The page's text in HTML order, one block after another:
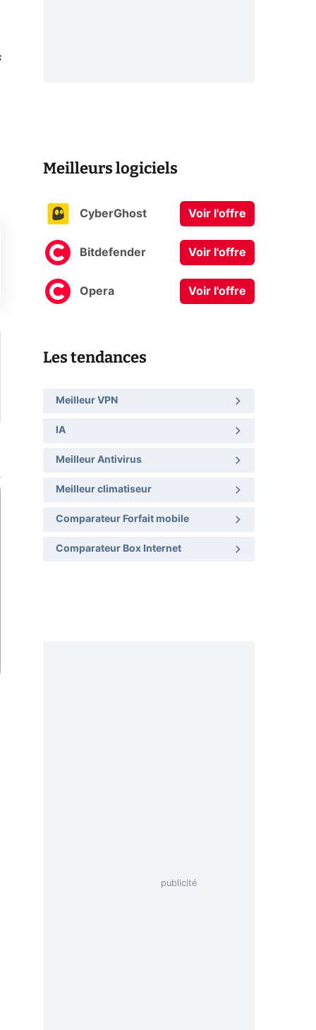
Meilleurs logiciels
CyberGhost Voir l'offre
Bitdefender Voir l'offre
Opera Voir l'offre
Les tendances
Meilleur VPN
IA
Meilleur Antivirus
Meilleur climatiseur
Comparateur Forfait mobile
Comparateur Box Internet